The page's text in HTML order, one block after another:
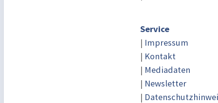
Service
| Impressum
| Kontakt
| Mediadaten
| Newsletter
|